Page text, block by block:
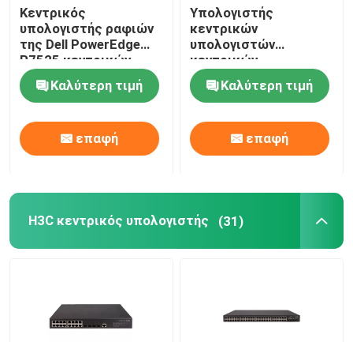
Κεντρικός
υπολογιστής ραφιών
της Dell PowerEdge
R7525 κεντρικών
υπολογιστών ραφιών
AMD EPYC 2U
ιδιαίτερα
εξελικτικός
Καλύτερη τιμή
επαφή
Υπολογιστής
κεντρικών
υπολογιστών
κεντρικών
υπολογιστών 2U GPU
EMC R750xa Dell
Poweredge
Καλύτερη τιμή
επαφή
H3C κεντρικός υπολογιστής (31)